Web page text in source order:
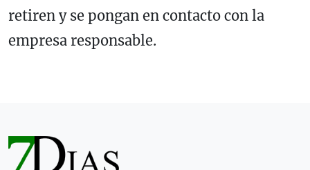
retiren y se pongan en contacto con la
empresa responsable.